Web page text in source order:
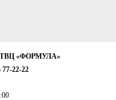
ТВЦ «ФОРМУЛА»
77-22-22